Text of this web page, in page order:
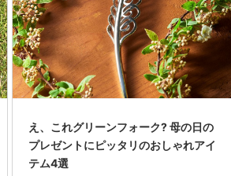
え、これグリーンフォーク? 母の日の
プレゼントにピッタリのおしゃれアイ
テム4選